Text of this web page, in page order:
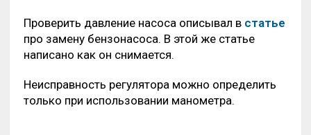
Проверить давление насоса описывал в статье
про замену бензонасоса. В этой же статье
написано как он снимается.
Неисправность регулятора можно определить
только при использовании манометра.